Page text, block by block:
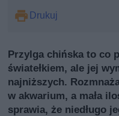
Drukuj
Przylga chińska to co
światełkiem, ale jej
najniższych.
w akwarium, a mała
sprawia, że niedługo